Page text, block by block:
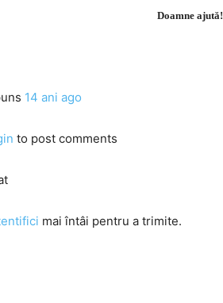
Doamne ajută!
14 ani ago
to post comments
mai întâi pentru a trimite.